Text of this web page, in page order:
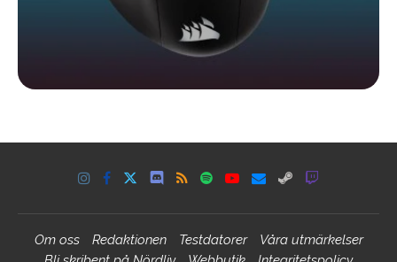
Om oss Redaktionen Testdatorer
Våra utmärkelser